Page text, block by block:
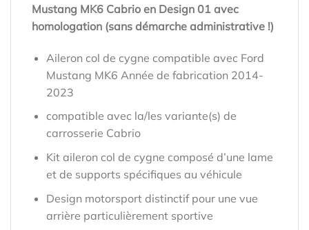
Mustang MK6 Cabrio en Design 01 avec
homologation (sans démarche administrative !)
Aileron col de cygne compatible avec Ford
Mustang MK6 Année de fabrication 2014-
2023
compatible avec la/les variante(s) de
carrosserie Cabrio
Kit aileron col de cygne composé d’une lame
et de supports spécifiques au véhicule
Design motorsport distinctif pour une vue
arrière particulièrement sportive